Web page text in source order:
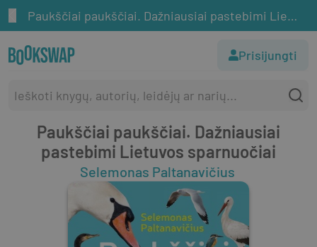
Paukščiai paukščiai. Dažniausiai pastebimi Lietuvos sparnuočiai
Prisijungti
Paukščiai paukščiai. Dažniausiai
pastebimi Lietuvos sparnuočiai
Selemonas Paltanavičius